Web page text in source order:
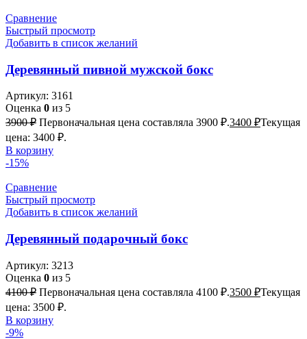
Сравнение
Быстрый просмотр
Добавить в список желаний
Деревянный пивной мужской бокс
Артикул: 3161
Оценка 0 из 5
3900₽ Первоначальная цена составляла 3900 ₽.3400 ₽Текущая
цена: 3400 ₽.
В корзину
-15%
Сравнение
Быстрый просмотр
Добавить в список желаний
Деревянный подарочный бокс
Артикул: 3213
Оценка 0 из 5
4100₽ Первоначальная цена составляла 4100 ₽.3500 ₽Текущая
цена: 3500 ₽.
В корзину
-9%